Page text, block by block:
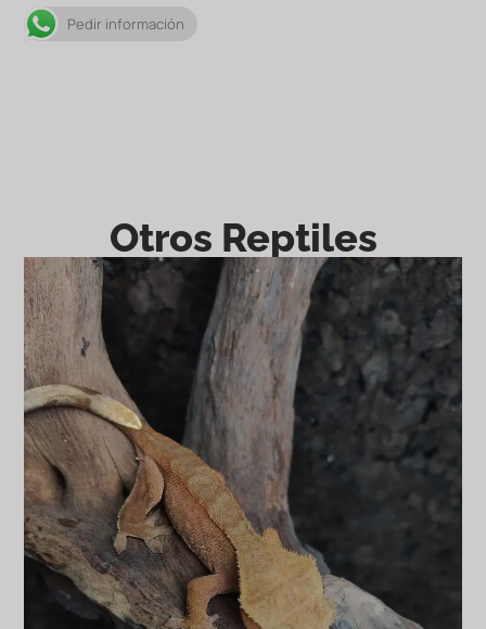
Pedir información
Otros Reptiles